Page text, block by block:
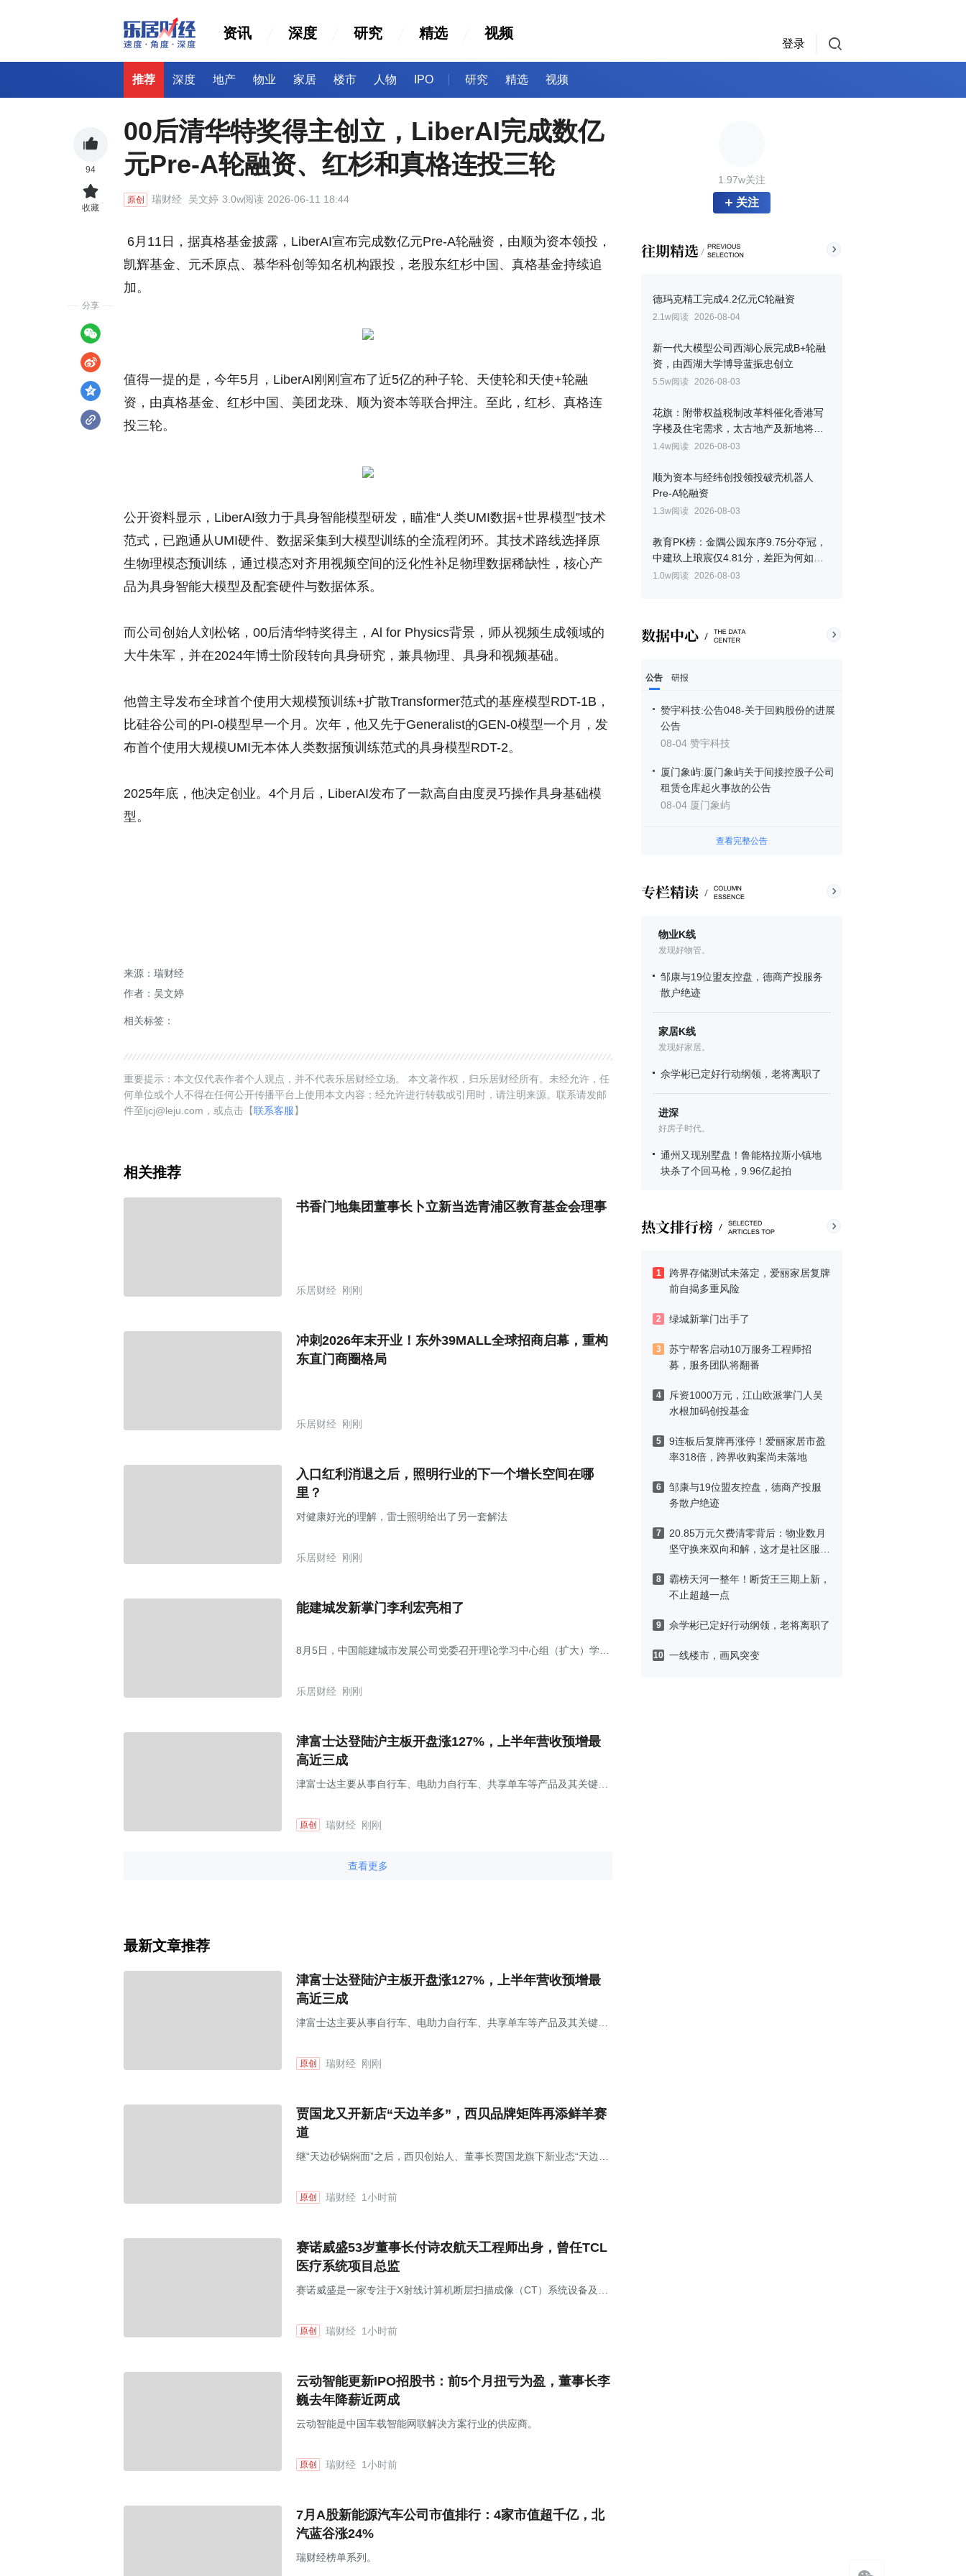
资讯 深度 研究 精选 视频
登录
推荐 深度 地产 物业 家居 楼市 人物 IPO 研究 精选 视频
1.97w关注
关注
德玛克精工完成4.2亿元C轮融资
2.1w阅读 2026-08-04
新一代大模型公司西湖心辰完成B+轮融
资，由西湖大学博导蓝振忠创立
5.5w阅读 2026-08-03
花旗：附带权益税制改革料催化香港写
字楼及住宅需求，太古地产及新地将受
惠
1.4w阅读 2026-08-03
顺为资本与经纬创投领投破壳机器人
Pre-A轮融资
1.3w阅读 2026-08-03
教育PK榜：金隅公园东序9.75分夺冠，
中建玖上琅宸仅4.81分，差距为何如此
之大？
1.0w阅读 2026-08-03
公告 研报
赞宇科技:公告048-关于回购股份的进展
公告
08-04 赞宇科技
厦门象屿:厦门象屿关于间接控股子公司
租赁仓库起火事故的公告
08-04 厦门象屿
查看完整公告
物业K线
发现好物管。
邹康与19位盟友控盘，德商产投服务
散户绝迹
家居K线
发现好家居。
佘学彬已定好行动纲领，老将离职了
进深
好房子时代。
通州又现别墅盘！鲁能格拉斯小镇地
块杀了个回马枪，9.96亿起拍
1
跨界存储测试未落定，爱丽家居复牌
前自揭多重风险
2 绿城新掌门出手了
3
苏宁帮客启动10万服务工程师招
募，服务团队将翻番
4
斥资1000万元，江山欧派掌门人吴
水根加码创投基金
5
9连板后复牌再涨停！爱丽家居市盈
率318倍，跨界收购案尚未落地
6
邹康与19位盟友控盘，德商产投服
务散户绝迹
7
20.85万元欠费清零背后：物业数月
坚守换来双向和解，这才是社区服务
8
霸榜天河一整年！断货王三期上新，
不止超越一点
9 佘学彬已定好行动纲领，老将离职了
10 一线楼市，画风突变
00后清华特奖得主创立，LiberAI完成数亿
元Pre-A轮融资、红杉和真格连投三轮
原创 瑞财经 吴文婷 3.0w阅读 2026-06-11 18:44
6月11日，据真格基金披露，LiberAI宣布完成数亿元Pre-A轮融资，由顺为资本领投，
凯辉基金、元禾原点、慕华科创等知名机构跟投，老股东红杉中国、真格基金持续追
加。
值得一提的是，今年5月，LiberAI刚刚宣布了近5亿的种子轮、天使轮和天使+轮融
资，由真格基金、红杉中国、美团龙珠、顺为资本等联合押注。至此，红杉、真格连
投三轮。
公开资料显示，LiberAI致力于具身智能模型研发，瞄准“人类UMI数据+世界模型”技术
范式，已跑通从UMI硬件、数据采集到大模型训练的全流程闭环。其技术路线选择原
生物理模态预训练，通过模态对齐用视频空间的泛化性补足物理数据稀缺性，核心产
品为具身智能大模型及配套硬件与数据体系。
而公司创始人刘松铭，00后清华特奖得主，Al for Physics背景，师从视频生成领域的
大牛朱军，并在2024年博士阶段转向具身研究，兼具物理、具身和视频基础。
他曾主导发布全球首个使用大规模预训练+扩散Transformer范式的基座模型RDT-1B，
比硅谷公司的PI-0模型早一个月。次年，他又先于Generalist的GEN-0模型一个月，发
布首个使用大规模UMI无本体人类数据预训练范式的具身模型RDT-2。
2025年底，他决定创业。4个月后，LiberAI发布了一款高自由度灵巧操作具身基础模
型。
来源：瑞财经
作者：吴文婷
相关标签：
重要提示：本文仅代表作者个人观点，并不代表乐居财经立场。 本文著作权，归乐居财经所有。未经允许，任
何单位或个人不得在任何公开传播平台上使用本文内容；经允许进行转载或引用时，请注明来源。联系请发邮
件至ljcj@leju.com，或点击【联系客服】
相关推荐
书香门地集团董事长卜立新当选青浦区教育基金会理事
乐居财经 刚刚
冲刺2026年末开业！东外39MALL全球招商启幕，重构
东直门商圈格局
乐居财经 刚刚
入口红利消退之后，照明行业的下一个增长空间在哪
里？
对健康好光的理解，雷士照明给出了另一套解法
乐居财经 刚刚
能建城发新掌门李利宏亮相了
8月5日，中国能建城市发展公司党委召开理论学习中心组（扩大）学习
乐居财经 刚刚
津富士达登陆沪主板开盘涨127%，上半年营收预增最
高近三成
津富士达主要从事自行车、电助力自行车、共享单车等产品及其关键零
原创 瑞财经 刚刚
查看更多
最新文章推荐
津富士达登陆沪主板开盘涨127%，上半年营收预增最
高近三成
津富士达主要从事自行车、电助力自行车、共享单车等产品及其关键零
原创 瑞财经 刚刚
贾国龙又开新店“天边羊多”，西贝品牌矩阵再添鲜羊赛
道
继“天边砂锅焖面”之后，西贝创始人、董事长贾国龙旗下新业态“天边羊
原创 瑞财经 1小时前
赛诺威盛53岁董事长付诗农航天工程师出身，曾任TCL
医疗系统项目总监
赛诺威盛是一家专注于X射线计算机断层扫描成像（CT）系统设备及软
原创 瑞财经 1小时前
云动智能更新IPO招股书：前5个月扭亏为盈，董事长李
巍去年降薪近两成
云动智能是中国车载智能网联解决方案行业的供应商。
原创 瑞财经 1小时前
7月A股新能源汽车公司市值排行：4家市值超千亿，北
汽蓝谷涨24%
瑞财经榜单系列。
94
收藏
分享